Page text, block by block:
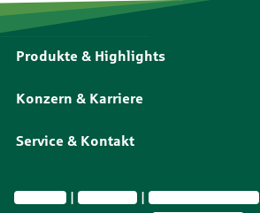
Produkte & Highlights
Konzern & Karriere
Service & Kontakt
Impressum Datenschutz Vermittlerinformationen